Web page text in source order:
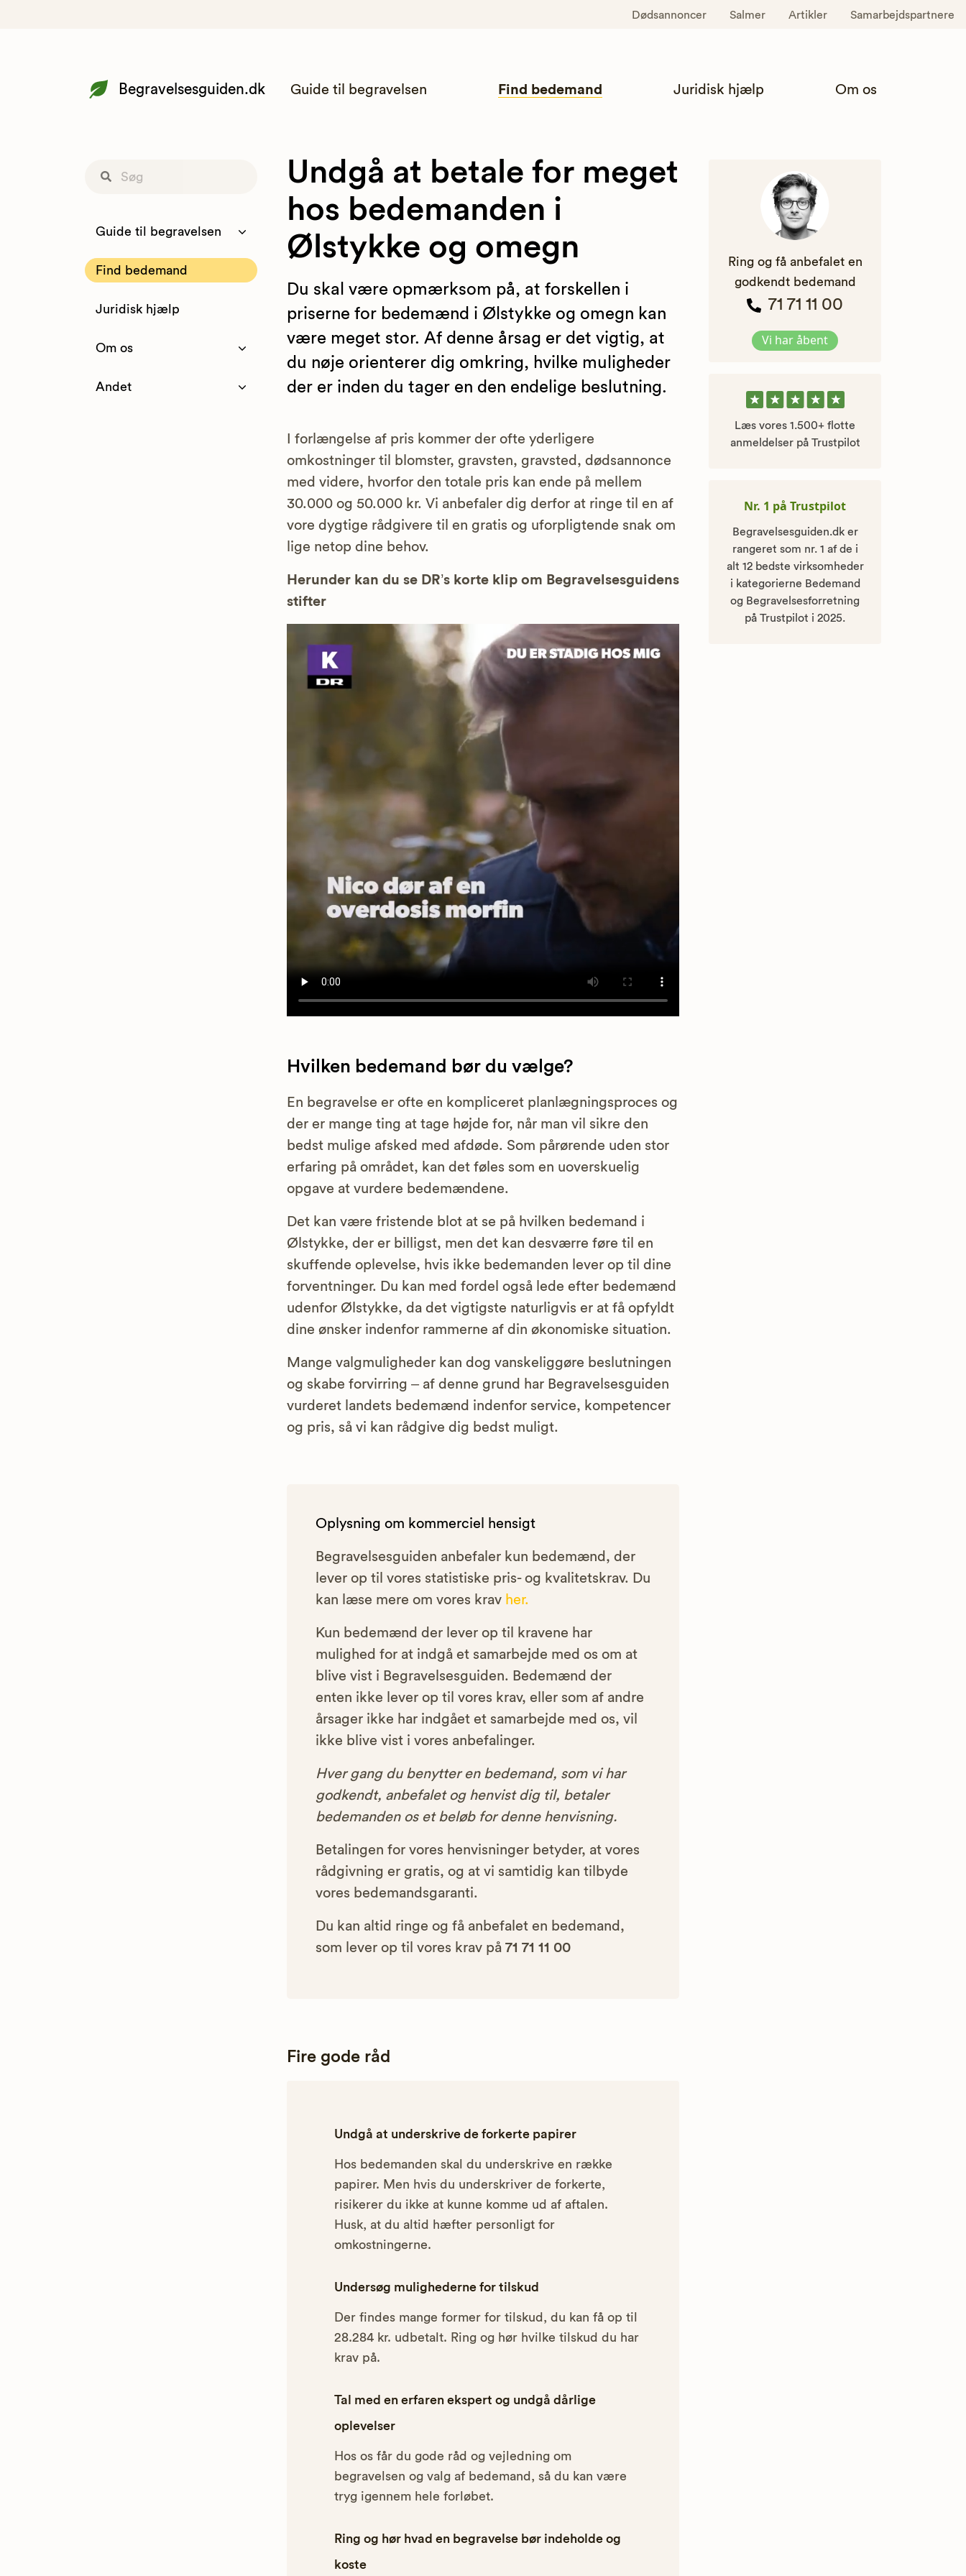
Dødsannoncer Salmer Artikler Samarbejdspartnere
Begravelsesguiden.dk Guide til begravelsen Find bedemand Juridisk hjælp Om os
Guide til begravelsen
Find bedemand
Juridisk hjælp
Om os
Andet
Undgå at betale for meget
hos bedemanden i
Ølstykke og omegn
Du skal være opmærksom på, at forskellen i
priserne for bedemænd i Ølstykke og omegn kan
være meget stor. Af denne årsag er det vigtig, at
du nøje orienterer dig omkring, hvilke muligheder
der er inden du tager en den endelige beslutning.
I forlængelse af pris kommer der ofte yderligere
omkostninger til blomster, gravsten, gravsted, dødsannonce
med videre, hvorfor den totale pris kan ende på mellem
30.000 og 50.000 kr. Vi anbefaler dig derfor at ringe til en af
vore dygtige rådgivere til en gratis og uforpligtende snak om
lige netop dine behov.
Herunder kan du se DR’s korte klip om Begravelsesguidens
stifter
Hvilken bedemand bør du vælge?
En begravelse er ofte en kompliceret planlægningsproces og
der er mange ting at tage højde for, når man vil sikre den
bedst mulige afsked med afdøde. Som pårørende uden stor
erfaring på området, kan det føles som en uoverskuelig
opgave at vurdere bedemændene.
Det kan være fristende blot at se på hvilken bedemand i
Ølstykke, der er billigst, men det kan desværre føre til en
skuffende oplevelse, hvis ikke bedemanden lever op til dine
forventninger. Du kan med fordel også lede efter bedemænd
udenfor Ølstykke, da det vigtigste naturligvis er at få opfyldt
dine ønsker indenfor rammerne af din økonomiske situation.
Mange valgmuligheder kan dog vanskeliggøre beslutningen
og skabe forvirring – af denne grund har Begravelsesguiden
vurderet landets bedemænd indenfor service, kompetencer
og pris, så vi kan rådgive dig bedst muligt.
Oplysning om kommerciel hensigt
Begravelsesguiden anbefaler kun bedemænd, der
lever op til vores statistiske pris- og kvalitetskrav. Du
kan læse mere om vores krav her.
Kun bedemænd der lever op til kravene har
mulighed for at indgå et samarbejde med os om at
blive vist i Begravelsesguiden. Bedemænd der
enten ikke lever op til vores krav, eller som af andre
årsager ikke har indgået et samarbejde med os, vil
ikke blive vist i vores anbefalinger.
Hver gang du benytter en bedemand, som vi har
godkendt, anbefalet og henvist dig til, betaler
bedemanden os et beløb for denne henvisning.
Betalingen for vores henvisninger betyder, at vores
rådgivning er gratis, og at vi samtidig kan tilbyde
vores bedemandsgaranti.
Du kan altid ringe og få anbefalet en bedemand,
som lever op til vores krav på 71 71 11 00
Fire gode råd
Undgå at underskrive de forkerte papirer
Hos bedemanden skal du underskrive en række
papirer. Men hvis du underskriver de forkerte,
risikerer du ikke at kunne komme ud af aftalen.
Husk, at du altid hæfter personligt for
omkostningerne.
Undersøg mulighederne for tilskud
Der findes mange former for tilskud, du kan få op til
28.284 kr. udbetalt. Ring og hør hvilke tilskud du har
krav på.
Tal med en erfaren ekspert og undgå dårlige
oplevelser
Hos os får du gode råd og vejledning om
begravelsen og valg af bedemand, så du kan være
tryg igennem hele forløbet.
Ring og hør hvad en begravelse bør indeholde og
koste
Ring og få anbefalet en
godkendt bedemand
71 71 11 00
Vi har åbent
Læs vores 1.500+ flotte
anmeldelser på Trustpilot
Nr. 1 på Trustpilot
Begravelsesguiden.dk er
rangeret som nr. 1 af de i
alt 12 bedste virksomheder
i kategorierne Bedemand
og Begravelsesforretning
på Trustpilot i 2025.